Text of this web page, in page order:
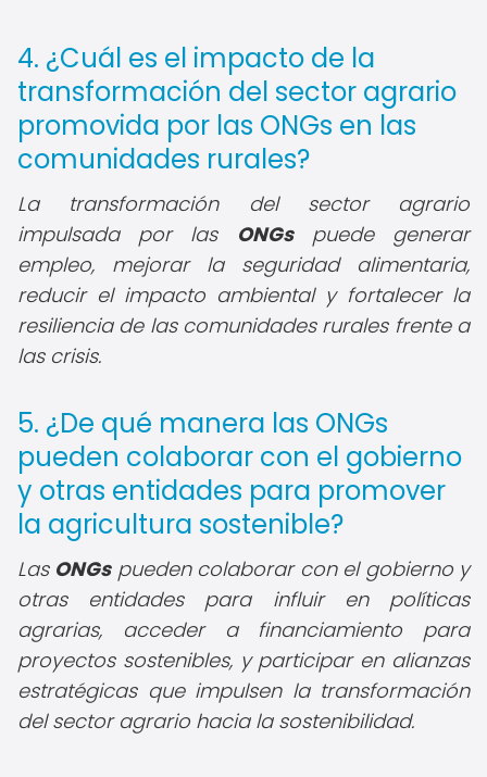
4. ¿Cuál es el impacto de la
transformación del sector agrario
promovida por las ONGs en las
comunidades rurales?
La transformación del sector agrario
impulsada por las ONGspuede generar
empleo, mejorar la seguridad alimentaria,
reducir el impacto ambiental y fortalecer la
resiliencia de las comunidades rurales frente a
las crisis.
5. ¿De qué manera las ONGs
pueden colaborar con el gobierno
y otras entidades para promover
la agricultura sostenible?
Las ONGspueden colaborar con el gobierno y
otras entidades para influir en políticas
agrarias, acceder a financiamiento para
proyectos sostenibles, y participar en alianzas
estratégicas que impulsen la transformación
del sector agrario hacia la sostenibilidad.